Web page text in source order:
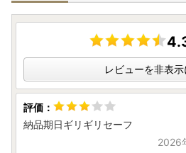
・寄附者様からいただいた個人情
積・保管し、第三者に譲渡・提供
・商品の発送とご連絡、いただい
告、北杜市が主催・出展するふる
の提供、北杜市のふるさと納税に
用させていただきます。
・また、上記の手段としては、電子
ット等の郵送をさせていただく場合
レビューを非表
納品期日ギリギリセーフ
2026